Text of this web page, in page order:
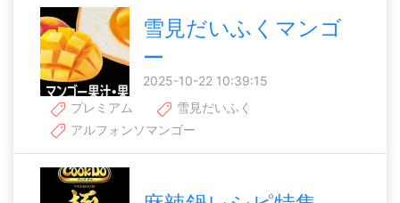
雪見だいふくマンゴ
ー
2025-10-22 10:39:15
プレミアム
雪見だいふく
アルフォンソマンゴー